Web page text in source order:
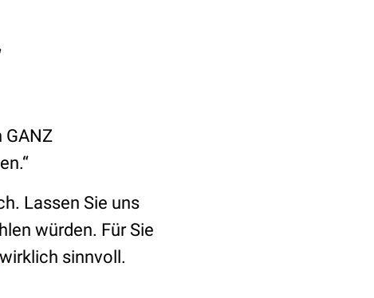
GANZ
Lassen Sie uns
würden. Für Sie
wirklich sinnvoll.